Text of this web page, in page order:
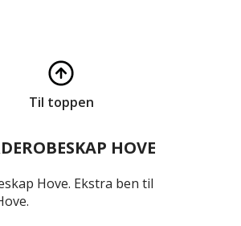
Til toppen
HOVE
Hove. Ekstra ben til